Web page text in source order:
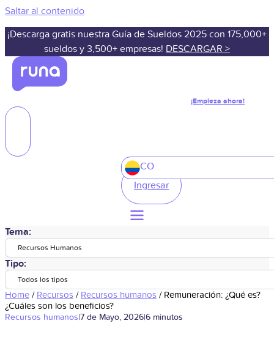
Saltar al contenido
¡Descarga gratis nuestra Guía de Sueldos 2025 con 175,000+
sueldos y 3,500+ empresas! DESCARGAR >
¡Empieza ahora!
CO
Ingresar
Tema:
Recursos Humanos
Tipo:
Todos los tipos
Home / Recursos / Recursos humanos / Remuneración: ¿Qué es?
¿Cuáles son los beneficios?
Recursos humanos|7 de Mayo, 2026|6 minutos